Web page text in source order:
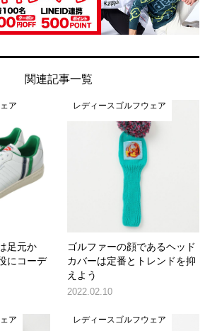
関連記事一覧
ア
足元か
にコーデ
レディースゴルフウェア
ゴルファーの顔であるヘッド
カバーは定番とトレンドを抑
えよう
2022.02.10
ア レディースゴルフウェア